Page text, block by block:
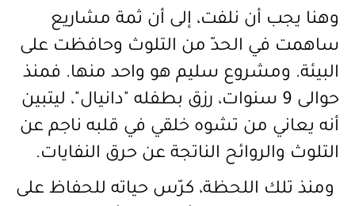
وهنا يجب أن نلفت، إلى أن ثمة مشاريع
ساهمت في الحدّ من التلوث وحافظت على
البيئة. ومشروع سليم هو واحد منها. فمنذ
حوالى 9 سنوات، رزق بطفله "دانيال"، ليتبين
أنه يعاني من تشوه خلقي في قلبه ناجم عن
التلوث والروائح الناتجة عن حرق النفايات.
ومنذ تلك اللحظة، كرّس حياته للحفاظ على